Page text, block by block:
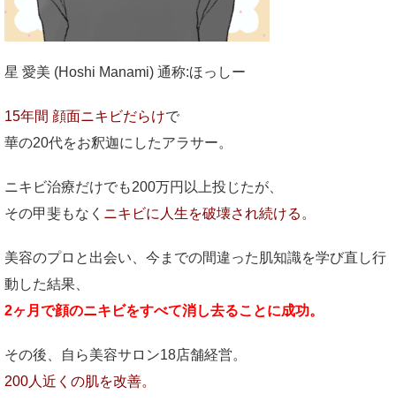
星 愛美 (Hoshi Manami) 通称:ほっしー
15年間 顔面ニキビだらけで
華の20代をお釈迦にしたアラサー。
ニキビ治療だけでも200万円以上投じたが、
その甲斐もなく ニキビに人生を破壊され続ける 。
美容のプロと出会い、今までの間違った肌知識を学び直し行
動した結果、
2ヶ月で顔のニキビをすべて消し去ることに成功。
その後、自ら美容サロン18店舗経営。
200人近くの肌を改善。